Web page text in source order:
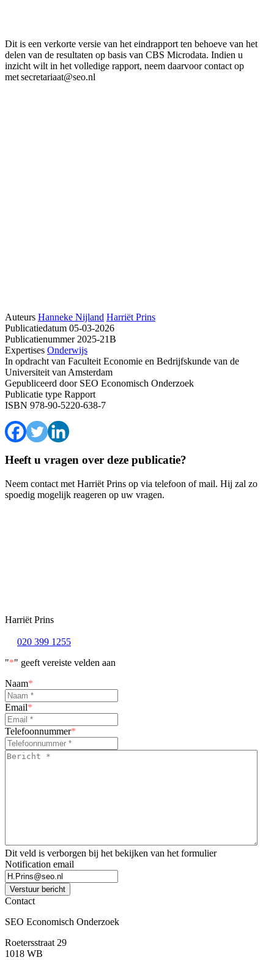
Dit is een verkorte versie van het eindrapport ten behoeve van het
delen van de resultaten op basis van CBS Microdata. Indien u
inzicht wilt in het volledige rapport, neem daarvoor contact op
metsecretariaat@seo.nl
Auteurs Hanneke Nijland Harriët Prins
Publicatiedatum 05-03-2026
Publicatienummer2025-21B
Expertises Onderwijs
In opdracht van Faculteit Economie en Bedrijfskunde van de
Universiteit van Amsterdam
Gepubliceerd doorSEO Economisch Onderzoek
Publicatie type Rapport
ISBN 978-90-5220-638-7
Heeft u vragen over deze publicatie?
Neem contact met Harriët Prins op via telefoon of mail. Hij zal zo
spoedig mogelijk reageren op uw vragen.
Harriët Prins
020 399 1255
"*" geeft vereiste velden aan
Naam*
Email*
Telefoonnummer*
Bericht
Dit veld is verborgen bij het bekijken van het formulier
Notification email
Verstuur bericht
Contact
SEO Economisch Onderzoek
Roetersstraat 29
1018 WB